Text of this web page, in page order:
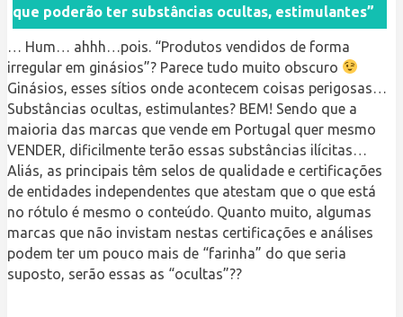
que poderão ter substâncias ocultas, estimulantes”
… Hum… ahhh…pois. “Produtos vendidos de forma
irregular em ginásios”? Parece tudo muito obscuro
Ginásios, esses sítios onde acontecem coisas perigosas…
Substâncias ocultas, estimulantes? BEM! Sendo que a
maioria das marcas que vende em Portugal quer mesmo
VENDER, dificilmente terão essas substâncias ilícitas…
Aliás, as principais têm selos de qualidade e certificações
de entidades independentes que atestam que o que está
no rótulo é mesmo o conteúdo. Quanto muito, algumas
marcas que não invistam nestas certificações e análises
podem ter um pouco mais de “farinha” do que seria
suposto, serão essas as “ocultas”??